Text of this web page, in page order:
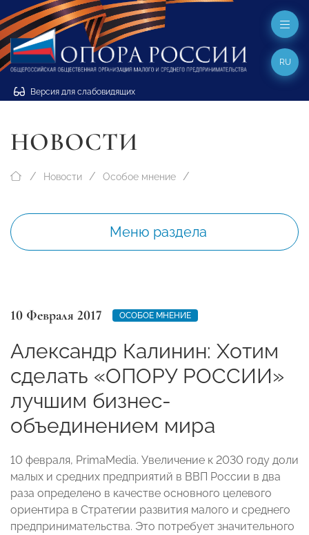
Версия для слабовидящих
RU
НОВОСТИ
Новости Особое мнение
Меню раздела
10 Февраля 2017 ОСОБОЕ МНЕНИЕ
Александр Калинин: Хотим
сделать «ОПОРУ РОССИИ»
лучшим бизнес-
объединением мира
10 февраля, PrimaMedia. Увеличение к 2030 году доли
малых и средних предприятий в ВВП России в два
раза определено в качестве основного целевого
ориентира в Стратегии развития малого и среднего
предпринимательства. Это потребует значительного